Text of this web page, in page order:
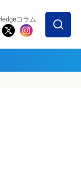
コラム